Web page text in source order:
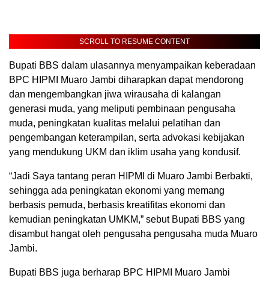
SCROLL TO RESUME CONTENT
Bupati BBS dalam ulasannya menyampaikan keberadaan
BPC HIPMI Muaro Jambi diharapkan dapat mendorong
dan mengembangkan jiwa wirausaha di kalangan
generasi muda, yang meliputi pembinaan pengusaha
muda, peningkatan kualitas melalui pelatihan dan
pengembangan keterampilan, serta advokasi kebijakan
yang mendukung UKM dan iklim usaha yang kondusif.
“Jadi Saya tantang peran HIPMI di Muaro Jambi Berbakti,
sehingga ada peningkatan ekonomi yang memang
berbasis pemuda, berbasis kreatifitas ekonomi dan
kemudian peningkatan UMKM,” sebut Bupati BBS yang
disambut hangat oleh pengusaha pengusaha muda Muaro
Jambi.
Bupati BBS juga berharap BPC HIPMI Muaro Jambi